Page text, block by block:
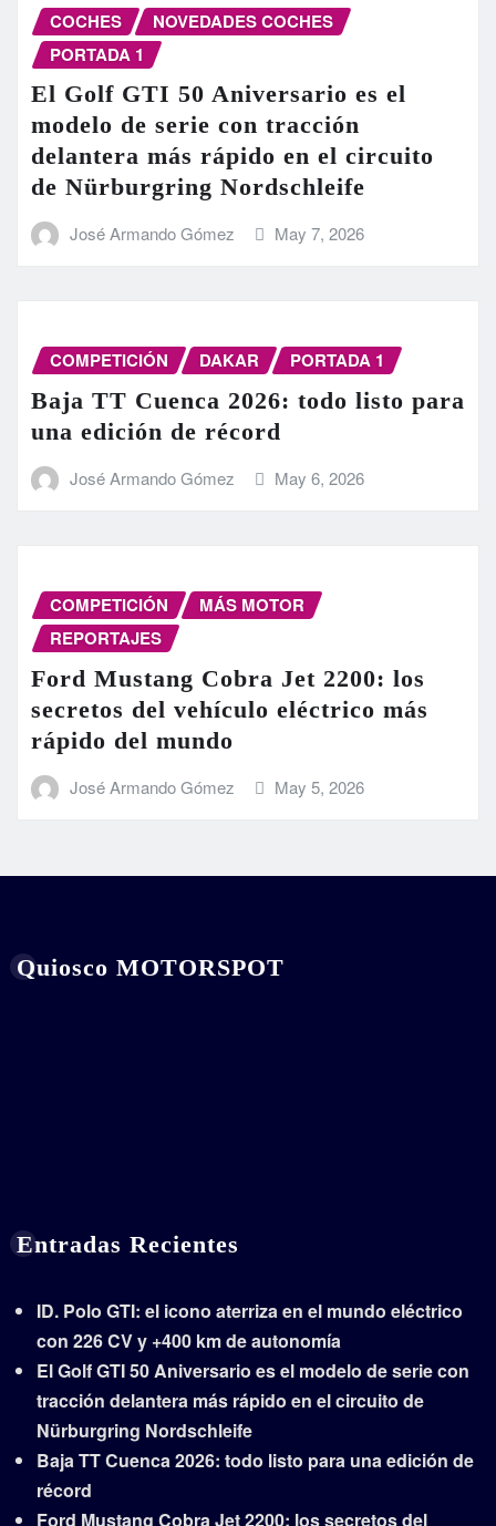
COCHES
NOVEDADES COCHES
PORTADA 1
El Golf GTI 50 Aniversario es el
modelo de serie con tracción
delantera más rápido en el circuito
de Nürburgring Nordschleife
José Armando Gómez May 7, 2026
COMPETICIÓN DAKAR PORTADA 1
Baja TT Cuenca 2026: todo listo para
una edición de récord
José Armando Gómez May 6, 2026
COMPETICIÓN
MÁS MOTOR
REPORTAJES
Ford Mustang Cobra Jet 2200: los
secretos del vehículo eléctrico más
rápido del mundo
José Armando Gómez May 5, 2026
Quiosco MOTORSPOT
Entradas Recientes
ID. Polo GTI: el icono aterriza en el mundo eléctrico
con 226 CV y +400 km de autonomía
El Golf GTI 50 Aniversario es el modelo de serie con
tracción delantera más rápido en el circuito de
Nürburgring Nordschleife
Baja TT Cuenca 2026: todo listo para una edición de
récord
Ford Mustang Cobra Jet 2200: los secretos del